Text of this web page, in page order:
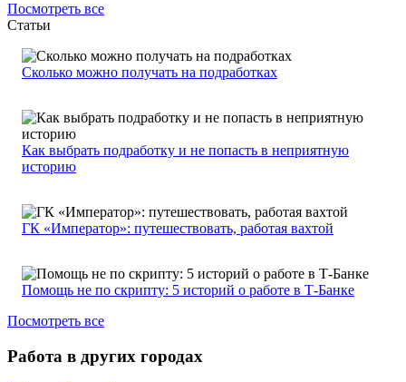
Посмотреть все
Статьи
Сколько можно получать на подработках
Как выбрать подработку и не попасть в неприятную
историю
ГК «Император»: путешествовать, работая вахтой
Помощь не по скрипту: 5 историй о работе в Т-Банке
Посмотреть все
Работа в других городах